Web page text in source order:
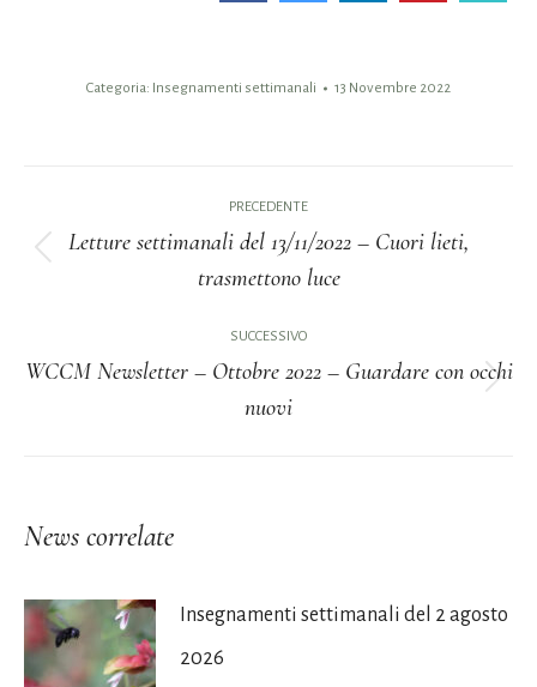
Categoria: Insegnamenti settimanali 13 Novembre 2022
tra
PRECEDENTE
Letture settimanali del 13/11/2022 – Cuori lieti,
trasmettono luce
SUCCESSIVO
Prossimo
WCCM Newsletter – Ottobre 2022 – Guardare con occhi
nuovi
News correlate
Insegnamenti settimanali del 2 agosto
2026